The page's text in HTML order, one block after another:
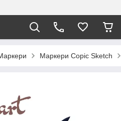
Маркери Copic Sketch